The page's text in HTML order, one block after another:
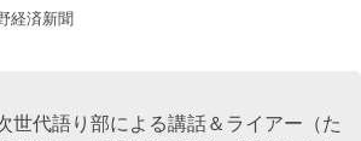
経済新聞
世代語り部による講話＆ライアー（た